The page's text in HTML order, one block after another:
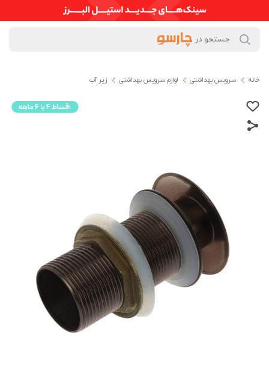
خانه سرویس بهداشتی لوازم سرویس بهداشتی زیر آب